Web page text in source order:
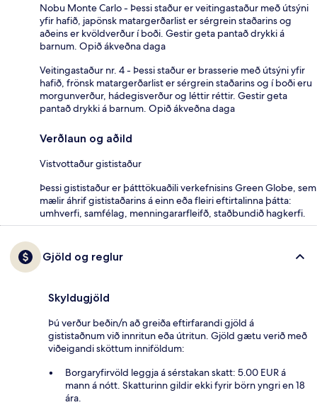
Nobu Monte Carlo - Þessi staður er veitingastaður með útsýni
yfir hafið, japönsk matargerðarlist er sérgrein staðarins og
aðeins er kvöldverður í boði. Gestir geta pantað drykki á
barnum. Opið ákveðna daga
Veitingastaður nr. 4 - Þessi staður er brasserie með útsýni yfir
hafið, frönsk matargerðarlist er sérgrein staðarins og í boði eru
morgunverður, hádegisverður og léttir réttir. Gestir geta
pantað drykki á barnum. Opið ákveðna daga
Verðlaun og aðild
Vistvottaður gististaður
Þessi gististaður er þátttökuaðili verkefnisins Green Globe, sem
mælir áhrif gististaðarins á einn eða fleiri eftirtalinna þátta:
umhverfi, samfélag, menningararfleifð, staðbundið hagkerfi.
Gjöld og reglur
Skyldugjöld
Þú verður beðin/n að greiða eftirfarandi gjöld á
gististaðnum við innritun eða útritun. Gjöld gætu verið með
viðeigandi sköttum inniföldum:
Borgaryfirvöld leggja á sérstakan skatt: 5.00 EUR á
mann á nótt. Skatturinn gildir ekki fyrir börn yngri en 18
ára.